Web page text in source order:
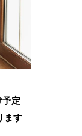
予定
ます